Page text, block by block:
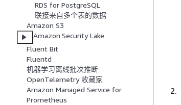
RDS for PostgreSQL
联接来自多个表的数据
Amazon S3
Amazon Security Lake
Fluent Bit
Fluentd
机器学习离线批次推断
OpenTelemetry 收藏家
Amazon Managed Service for
Prometheus